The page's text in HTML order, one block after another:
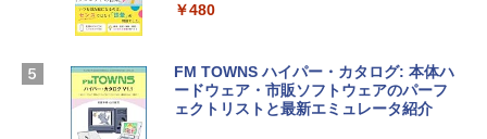
SSD インテル Core 5
￥129,800
Windows版 | Minecraft (マインクラフ
ト): Java & Bedrock Edition | オンライ
￥480
FM TOWNS ハイパー・カタログ: 本体ハ
ードウェア・市販ソフトウェアのパーフ
ェクトリストと最新エミュレータ紹介